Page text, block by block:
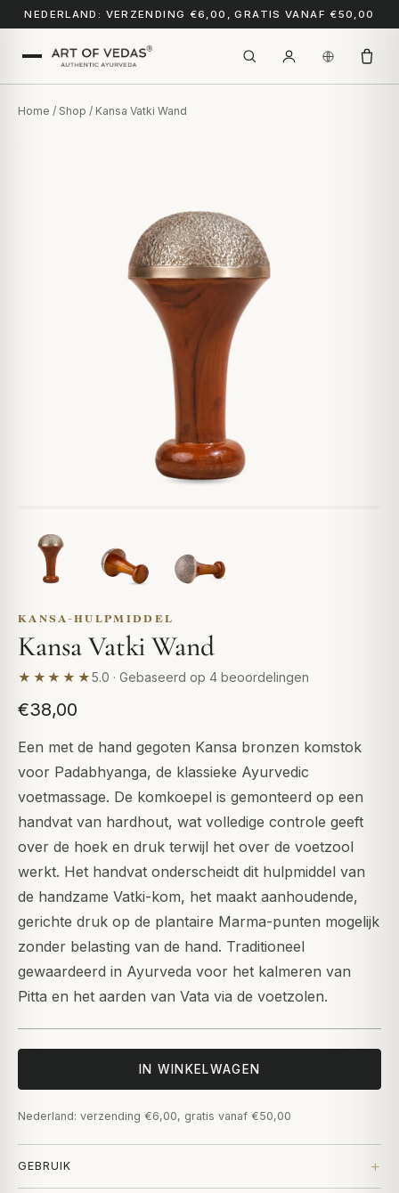
NEDERLAND: VERZENDING €6,00, GRATIS VANAF €50,00
Home / Shop / Kansa Vatki Wand
KANSA-HULPMIDDEL
Kansa Vatki Wand
★★★★★5.0 · Gebaseerd op 4 beoordelingen
€38,00
Een met de hand gegoten Kansa bronzen komstok
voor Padabhyanga, de klassieke Ayurvedic
voetmassage. De komkoepel is gemonteerd op een
handvat van hardhout, wat volledige controle geeft
over de hoek en druk terwijl het over de voetzool
werkt. Het handvat onderscheidt dit hulpmiddel van
de handzame Vatki-kom, het maakt aanhoudende,
gerichte druk op de plantaire Marma-punten mogelijk
zonder belasting van de hand. Traditioneel
gewaardeerd in Ayurveda voor het kalmeren van
Pitta en het aarden van Vata via de voetzolen.
IN WINKELWAGEN
Nederland: verzending €6,00, gratis vanaf €50,00
GEBRUIK